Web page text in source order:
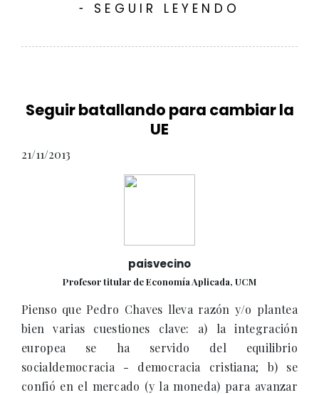
- SEGUIR LEYENDO
Seguir batallando para cambiar la
UE
21/11/2013
paisvecino
Profesor titular de Economía Aplicada, UCM
Pienso que Pedro Chaves lleva razón y/o plantea
bien varias cuestiones clave: a) la integración
europea se ha servido del equilibrio
socialdemocracia - democracia cristiana; b) se
confió en el mercado (y la moneda) para avanzar